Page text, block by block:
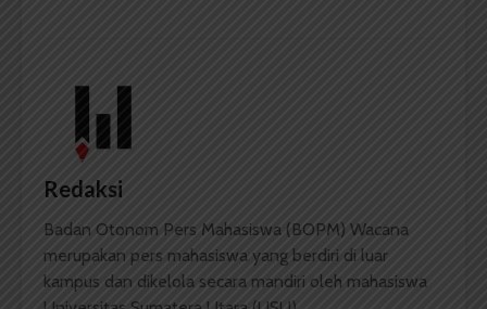
Redaksi
Badan Otonom Pers Mahasiswa (BOPM) Wacana
merupakan pers mahasiswa yang berdiri di luar
kampus dan dikelola secara mandiri oleh mahasiswa